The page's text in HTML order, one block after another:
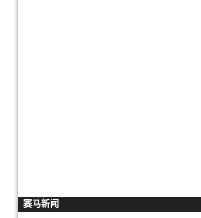
赛马新闻